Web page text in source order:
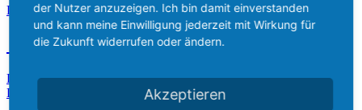
Das aktuelle Lieferdatum des Amazon Fire TV Stick 2 ist
12.08.2026
Das aktuelle Lieferdatum des Amazon Fire TV Stick 3 4k für
Deutschland ist
der Nutzer anzuzeigen. Ich bin damit einverstanden
und kann meine Einwilligung jederzeit mit Wirkung für
die Zukunft widerrufen oder ändern.
Akzeptieren